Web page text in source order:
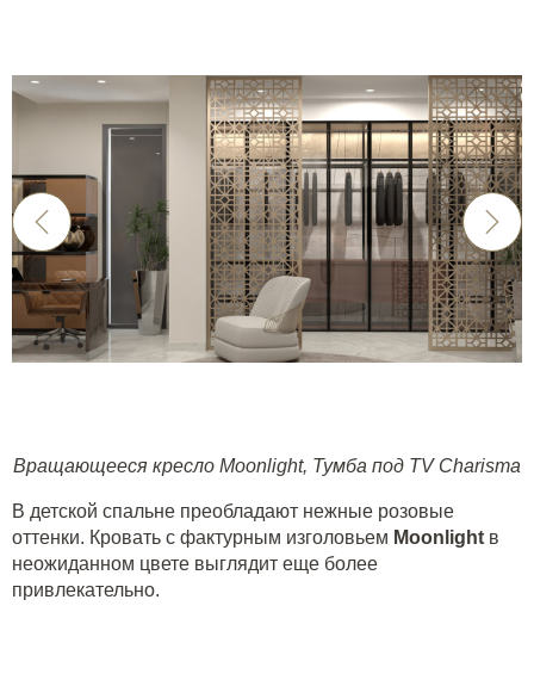
Вращающееся кресло Moonlight, Тумба под TV Charisma
В детской спальне преобладают нежные розовые
оттенки. Кровать с фактурным изголовьем Moonlight в
неожиданном цвете выглядит еще более
привлекательно.